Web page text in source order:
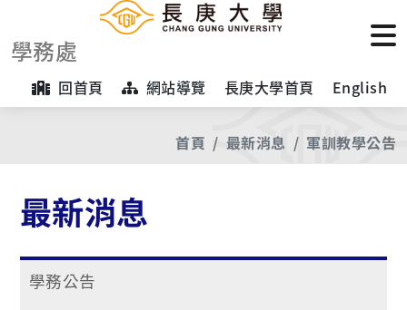
學務處
回首頁 網站導覽 長庚大學首頁 English
首頁 最新消息 軍訓教學公告
最新消息
學務公告